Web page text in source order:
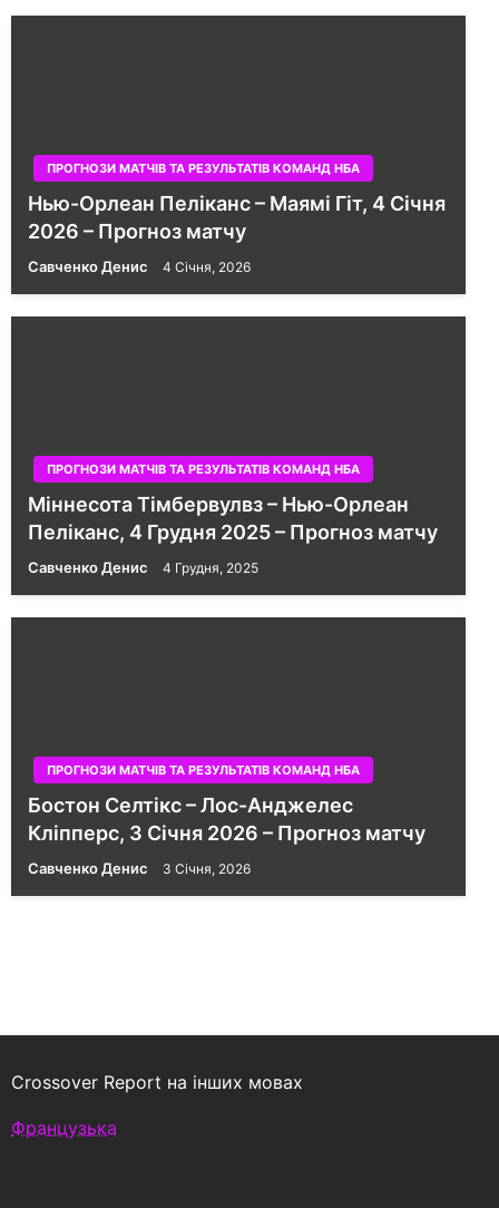
ПРОГНОЗИ МАТЧІВ ТА РЕЗУЛЬТАТІВ КОМАНД НБА
Нью-Орлеан Пеліканс – Маямі Гіт, 4 Січня
2026 – Прогноз матчу
Савченко Денис 4 Січня, 2026
ПРОГНОЗИ МАТЧІВ ТА РЕЗУЛЬТАТІВ КОМАНД НБА
Міннесота Тімбервулвз – Нью-Орлеан
Пеліканс, 4 Грудня 2025 – Прогноз матчу
Савченко Денис 4 Грудня, 2025
ПРОГНОЗИ МАТЧІВ ТА РЕЗУЛЬТАТІВ КОМАНД НБА
Бостон Селтікс – Лос-Анджелес
Кліпперс, 3 Січня 2026 – Прогноз матчу
Савченко Денис 3 Січня, 2026
Crossover Report на інших мовах
Французька